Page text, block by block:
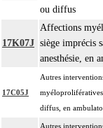
ou diffus
17K07J
Affections
siège imprécis
anesthésie, en
17C05J
Autres
diffus, en
Autres